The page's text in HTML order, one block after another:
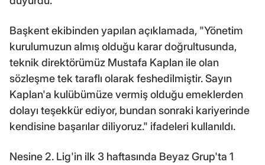
Başkent ekibinden yapılan açıklamada, "Yönetim
kurulumuzun almış olduğu karar doğrultusunda,
teknik direktörümüz Mustafa Kaplan ile olan
sözleşme tek taraflı olarak feshedilmiştir. Sayın
Kaplan'a kulübümüze vermiş olduğu emeklerden
dolayı teşekkür ediyor, bundan sonraki kariyerinde
kendisine başarılar diliyoruz." ifadeleri kullanıldı.
Nesine 2. Lig'in ilk 3 haftasında Beyaz Grup'ta 1